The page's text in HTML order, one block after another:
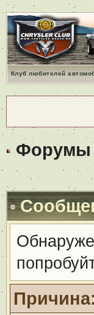
Клуб любителей
Форумы
Причина: